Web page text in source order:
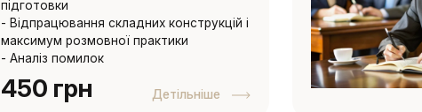
підготовки
- Відпрацювання складних конструкцій і
максимум розмовної практики
- Аналіз помилок
450 грн Детільніше